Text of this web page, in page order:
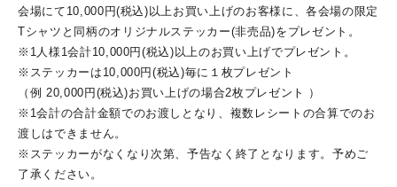
会場にて10,000円(税込)以上お買い上げのお客様に、各会場の限定
Tシャツと同柄のオリジナルステッカー(非売品)をプレゼント。
※1人様1会計10,000円(税込)以上のお買い上げでプレゼント。
※ステッカーは10,000円(税込)毎に１枚プレゼント
（例 20,000円(税込)お買い上げの場合2枚プレゼント ）
※1会計の合計金額でのお渡しとなり、複数レシートの合算でのお
渡しはできません。
※ステッカーがなくなり次第、予告なく終了となります。予めご
了承ください。